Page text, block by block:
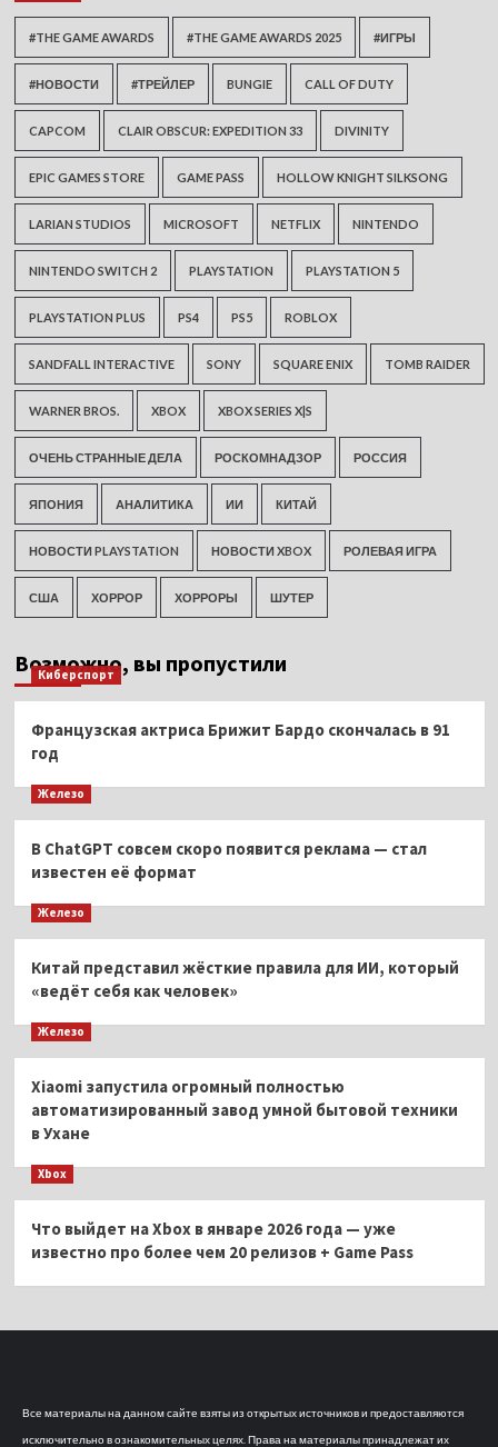
#THE GAME AWARDS #THE GAME AWARDS 2025 #ИГРЫ
#НОВОСТИ #ТРЕЙЛЕР BUNGIE CALL OF DUTY
CAPCOM CLAIR OBSCUR: EXPEDITION 33 DIVINITY
EPIC GAMES STORE GAME PASS HOLLOW KNIGHT SILKSONG
LARIAN STUDIOS MICROSOFT NETFLIX NINTENDO
NINTENDO SWITCH 2 PLAYSTATION PLAYSTATION 5
PLAYSTATION PLUS PS4 PS5 ROBLOX
SANDFALL INTERACTIVE SONY SQUARE ENIX TOMB RAIDER
WARNER BROS. XBOX XBOX SERIES X|S
ОЧЕНЬ СТРАННЫЕ ДЕЛА РОСКОМНАДЗОР РОССИЯ
ЯПОНИЯ АНАЛИТИКА ИИ КИТАЙ
НОВОСТИ PLAYSTATION НОВОСТИ XBOX РОЛЕВАЯ ИГРА
США ХОРРОР ХОРРОРЫ ШУТЕР
Возможно, вы пропустили
Киберспорт
Французская актриса Брижит Бардо скончалась в 91
год
Железо
В ChatGPT совсем скоро появится реклама — стал
известен её формат
Железо
Китай представил жёсткие правила для ИИ, который
«ведёт себя как человек»
Железо
Xiaomi запустила огромный полностью
автоматизированный завод умной бытовой техники
в Ухане
Xbox
Что выйдет на Xbox в январе 2026 года — уже
известно про более чем 20 релизов + Game Pass
Все материалы на данном сайте взяты из открытых источников и предоставляются
исключительно в ознакомительных целях. Права на материалы принадлежат их